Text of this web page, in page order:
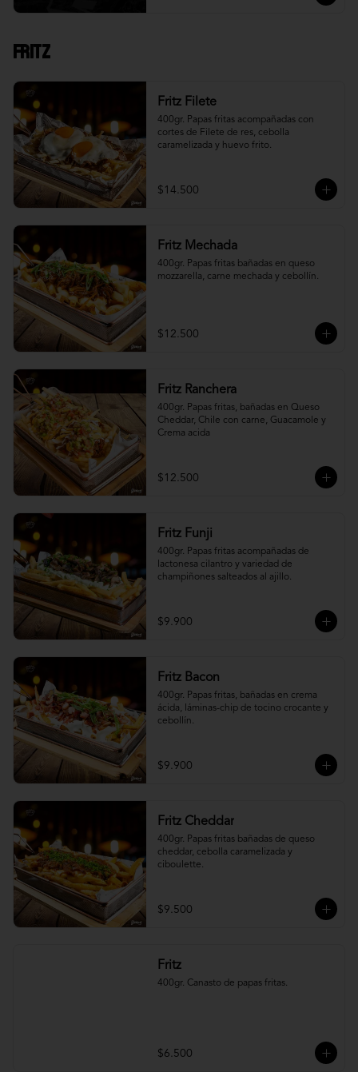
Fritz
Fritz Filete
400gr. Papas fritas acompañadas con
cortes de Filete de res, cebolla
caramelizada y huevo frito.
$14.500
Fritz Mechada
400gr. Papas fritas bañadas en queso
mozzarella, carne mechada y cebollín.
$12.500
Fritz Ranchera
400gr. Papas fritas, bañadas en Queso
Cheddar, Chile con carne, Guacamole y
Crema acida
$12.500
Fritz Funji
400gr. Papas fritas acompañadas de
lactonesa cilantro y variedad de
champiñones salteados al ajillo.
$9.900
Fritz Bacon
400gr. Papas fritas, bañadas en crema
ácida, láminas-chip de tocino crocante y
cebollín.
$9.900
Fritz Cheddar
400gr. Papas fritas bañadas de queso
cheddar, cebolla caramelizada y
ciboulette.
$9.500
Fritz
400gr. Canasto de papas fritas.
$6.500